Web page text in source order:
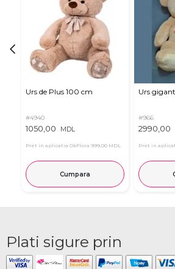
Urs de Plus 100 cm
#4940
1050,00 MDL
Pret in aplicatia OkFlora 999,00 MDL
Cumpara
Urs
#966
2990,00
Pret in
Plati sigure prin